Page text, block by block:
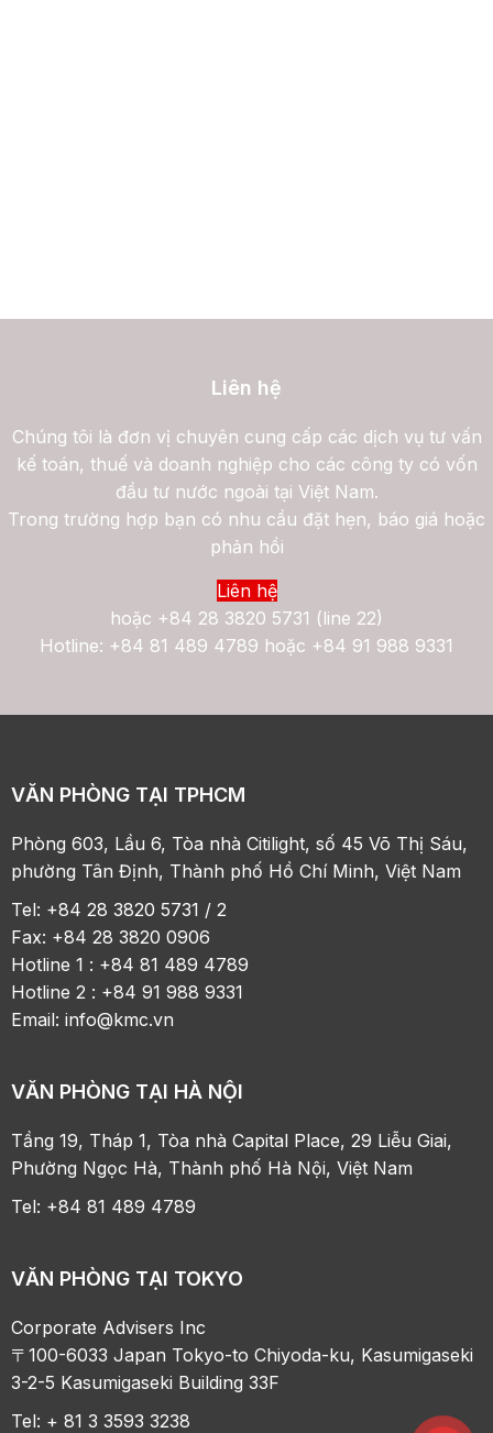
Liên hệ
Chúng tôi là đơn vị chuyên cung cấp các dịch vụ tư vấn
kế toán, thuế và doanh nghiệp cho các công ty có vốn
đầu tư nước ngoài tại Việt Nam.
Trong trường hợp bạn có nhu cầu đặt hẹn, báo giá hoặc
phản hồi
Liên hệ
hoặc +84 28 3820 5731 (line 22)
Hotline: +84 81 489 4789 hoặc +84 91 988 9331
VĂN PHÒNG TẠI TPHCM
Phòng 603, Lầu 6, Tòa nhà Citilight, số 45 Võ Thị Sáu,
phường Tân Định, Thành phố Hồ Chí Minh, Việt Nam
Tel: +84 28 3820 5731 / 2
Fax: +84 28 3820 0906
Hotline 1 : +84 81 489 4789
Hotline 2 : +84 91 988 9331
Email:info@kmc.vn
VĂN PHÒNG TẠI HÀ NỘI
Tầng 19, Tháp 1, Tòa nhà Capital Place, 29 Liễu Giai,
Phường Ngọc Hà, Thành phố Hà Nội, Việt Nam
Tel: +84 81 489 4789
VĂN PHÒNG TẠI TOKYO
Corporate Advisers Inc
〒100-6033 Japan Tokyo-to Chiyoda-ku, Kasumigaseki
3-2-5 Kasumigaseki Building 33F
Tel: + 81 3 3593 3238